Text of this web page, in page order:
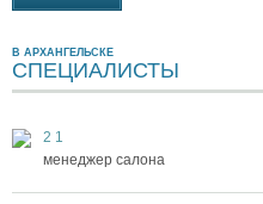
В АРХАНГЕЛЬСКЕ
СПЕЦИАЛИСТЫ
2 1
менеджер салона